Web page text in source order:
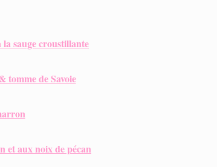
sauge croustillante
tomme de Savoie
et aux noix de pécan